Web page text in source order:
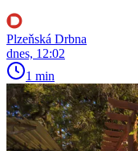
Plzeňská Drbna
dnes, 12:02
1 min